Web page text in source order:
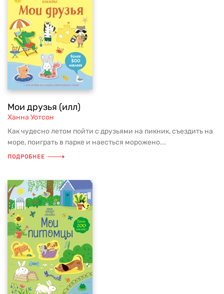
Мои друзья (илл)
Ханна Уотсон
Как чудесно летом пойти с друзьями на пикник, съездить на
море, поиграть в парке и наесться морожено...
ПОДРОБНЕЕ